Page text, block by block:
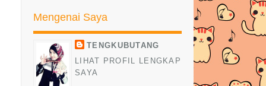
ZIKIR
DOA UNTUK ANAK MENGHADAPI
PEPERIKSAAN
Mengenai Saya
TENGKUBUTANG
LIHAT PROFIL LENGKAP
SAYA